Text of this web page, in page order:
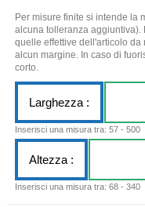
Per misure finite si intende la
alcuna tolleranza
quelle effettive dell'articolo
alcun margine. In caso di
corto.
Larghezza :
Inserisci una misura tra: 57 - 500
Altezza :
Inserisci una misura tra: 68 - 340